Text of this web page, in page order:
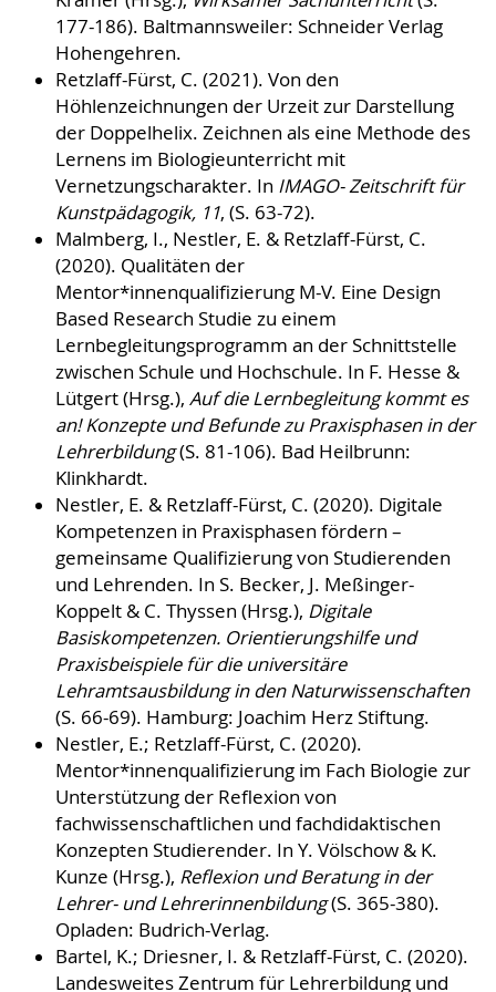
177-186). Baltmannsweiler: Schneider Verlag
Hohengehren.
Retzlaff-Fürst, C. (2021). Von den
Höhlenzeichnungen der Urzeit zur Darstellung
der Doppelhelix. Zeichnen als eine Methode des
Lernens im Biologieunterricht mit
Vernetzungscharakter. In IMAGO- Zeitschrift für
Kunstpädagogik, 11, (S. 63-72).
Malmberg, I., Nestler, E. & Retzlaff-Fürst, C.
(2020). Qualitäten der
Mentor*innenqualifizierung M-V. Eine Design
Based Research Studie zu einem
Lernbegleitungsprogramm an der Schnittstelle
zwischen Schule und Hochschule. In F. Hesse &
Lütgert (Hrsg.), Auf die Lernbegleitung kommt es
an! Konzepte und Befunde zu Praxisphasen in der
Lehrerbildung(S. 81-106). Bad Heilbrunn:
Klinkhardt.
Nestler, E. & Retzlaff-Fürst, C. (2020). Digitale
Kompetenzen in Praxisphasen fördern –
gemeinsame Qualifizierung von Studierenden
und Lehrenden. In S. Becker, J. Meßinger-
Koppelt & C. Thyssen (Hrsg.), Digitale
Basiskompetenzen. Orientierungshilfe und
Praxisbeispiele für die universitäre
Lehramtsausbildung in den Naturwissenschaften
(S. 66-69). Hamburg: Joachim Herz Stiftung.
Nestler, E.; Retzlaff-Fürst, C. (2020).
Mentor*innenqualifizierung im Fach Biologie zur
Unterstützung der Reflexion von
fachwissenschaftlichen und fachdidaktischen
Konzepten Studierender. In Y. Völschow & K.
Kunze (Hrsg.), Reflexion und Beratung in der
Lehrer- und Lehrerinnenbildung(S. 365-380).
Opladen: Budrich-Verlag.
Bartel, K.; Driesner, I. & Retzlaff-Fürst, C. (2020).
Landesweites Zentrum für Lehrerbildung und